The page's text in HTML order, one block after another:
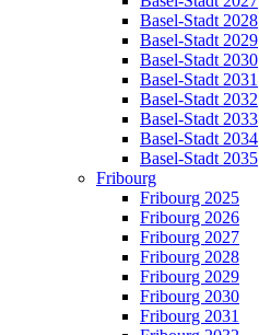
Basel-Stadt 2028
Basel-Stadt 2029
Basel-Stadt 2030
Basel-Stadt 2031
Basel-Stadt 2032
Basel-Stadt 2033
Basel-Stadt 2034
Basel-Stadt 2035
Fribourg
Fribourg 2025
Fribourg 2026
Fribourg 2027
Fribourg 2028
Fribourg 2029
Fribourg 2030
Fribourg 2031